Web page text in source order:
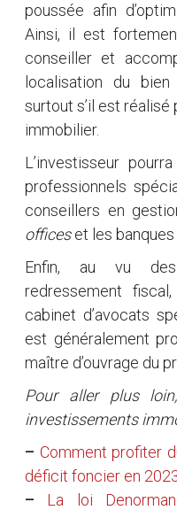
poussée afin
Ainsi, il est
conseiller et
localisation du
surtout s’il est réalisé
immobilier.
L’investisseur
professionnels
conseillers en
officeset les banques
Enfin, au vu
redressement
cabinet d’avocats
est généralement
maître d’ouvrage du
Pour aller plus
investissements
– Comment profiter
déficit foncier en
–
La loi